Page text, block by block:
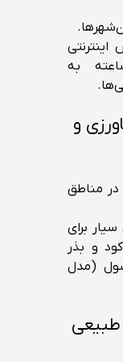
اینترنتی
با ارسال ۲۴ ساعته به
و
در مناطق
برای
و بذر
(مدل